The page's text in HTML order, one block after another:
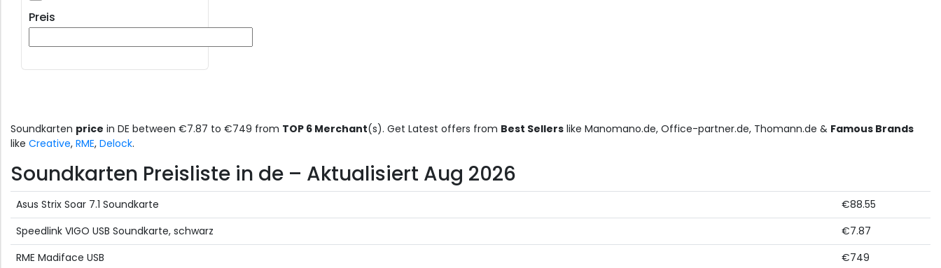
Preis
Soundkarten price in DE between €7.87 to €749 from TOP 6 Merchant(s). Get Latest offers from Best Sellers like Manomano.de, Office-partner.de, Thomann.de & Famous Brands
like Creative, RME, Delock.
Soundkarten Preisliste in de – Aktualisiert Aug 2026
Asus Strix Soar 7.1 Soundkarte
€88.55
Speedlink VIGO USB Soundkarte, schwarz
€7.87
RME Madiface USB
€749